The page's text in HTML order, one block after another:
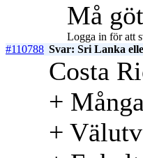
Må
Logga in för att
#110788 Svar: Sri Lanka
Costa
+
+